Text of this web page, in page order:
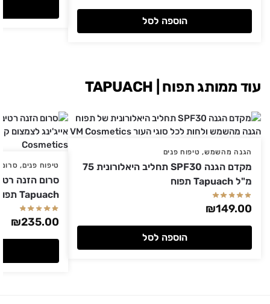
הוספה לסל
עוד ממותג תפוח | TAPUACH
הגנה מהשמש, טיפוח פנים
מקדם הגנה SPF30 תחליב היאלורונית 75
מ"ל Tapuach תפוח
₪149.00
הוספה לסל
טיפוח פנים,
Tapuach תפוח
₪235.00